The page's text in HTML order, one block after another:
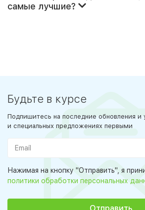
самые лучшие?
Будьте в курсе
Подпишитесь на последние обновления и
и специальных предложениях первыми
Нажимая на кнопку "Отправить", я
политики обработки персональных